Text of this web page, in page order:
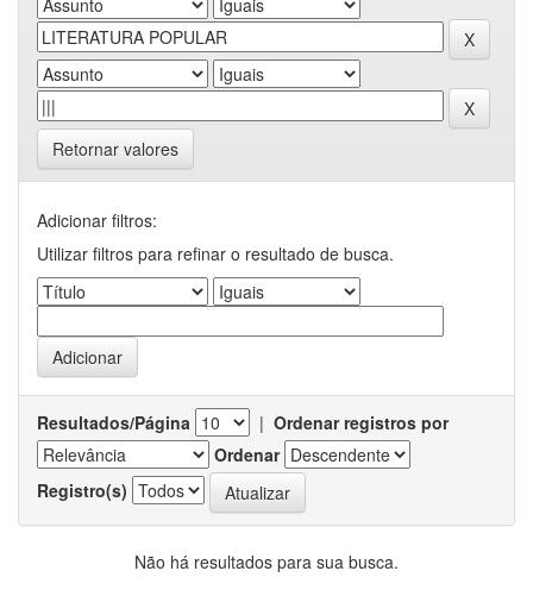
Retornar valores
Adicionar filtros:
Utilizar filtros para refinar o resultado de busca.
Resultados/Página | Ordenar registros por
Ordenar
Registro(s)
Não há resultados para sua busca.